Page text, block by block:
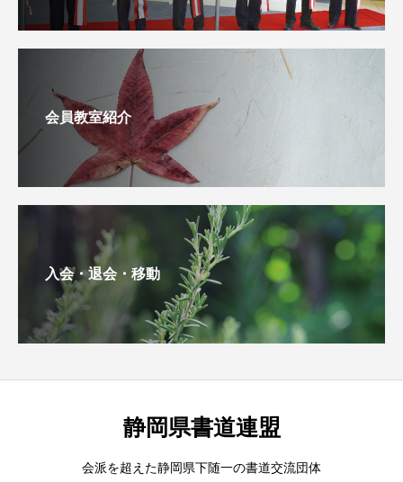
会員教室紹介
入会・退会・移動
静岡県書道連盟
会派を超えた静岡県下随一の書道交流団体